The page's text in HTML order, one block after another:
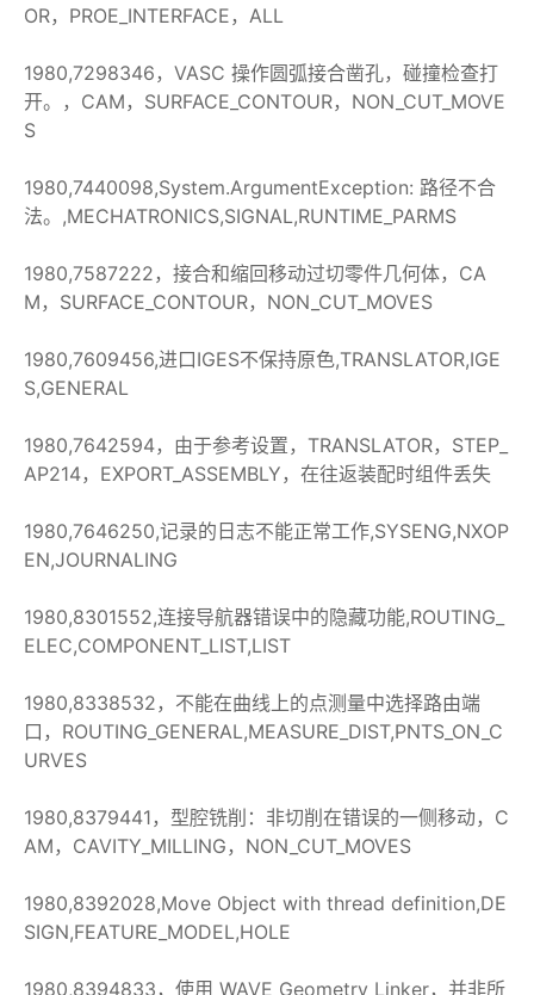
OR，PROE_INTERFACE，ALL
1980,7298346，VASC 操作圆弧接合凿孔，碰撞检查打
开。，CAM，SURFACE_CONTOUR，NON_CUT_MOVE
S
1980,7440098,System.ArgumentException: 路径不合
法。,MECHATRONICS,SIGNAL,RUNTIME_PARMS
1980,7587222，接合和缩回移动过切零件几何体，CA
M，SURFACE_CONTOUR，NON_CUT_MOVES
1980,7609456,进口IGES不保持原色,TRANSLATOR,IGE
S,GENERAL
1980,7642594，由于参考设置，TRANSLATOR，STEP_
AP214，EXPORT_ASSEMBLY，在往返装配时组件丢失
1980,7646250,记录的日志不能正常工作,SYSENG,NXOP
EN,JOURNALING
1980,8301552,连接导航器错误中的隐藏功能,ROUTING_
ELEC,COMPONENT_LIST,LIST
1980,8338532，不能在曲线上的点测量中选择路由端
口，ROUTING_GENERAL,MEASURE_DIST,PNTS_ON_C
URVES
1980,8379441，型腔铣削：非切削在错误的一侧移动，C
AM，CAVITY_MILLING，NON_CUT_MOVES
1980,8392028,Move Object with thread definition,DE
SIGN,FEATURE_MODEL,HOLE
1980,8394833，使用 WAVE Geometry Linker，并非所